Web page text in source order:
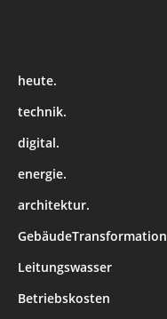
heute.
technik.
digital.
energie.
architektur.
GebäudeTransformation
Leitungswasser
Betriebskosten